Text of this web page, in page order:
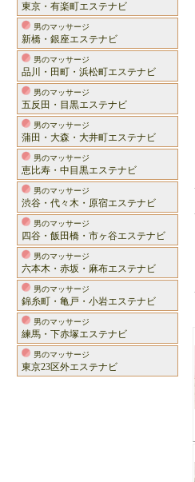
東京・有楽町エステナビ
男のマッサージ
新橋・銀座エステナビ
男のマッサージ
品川・田町・浜松町エステナビ
男のマッサージ
五反田・目黒エステナビ
男のマッサージ
蒲田・大森・大井町エステナビ
男のマッサージ
恵比寿・中目黒エステナビ
男のマッサージ
渋谷・代々木・原宿エステナビ
男のマッサージ
四谷・飯田橋・市ヶ谷エステナビ
男のマッサージ
六本木・赤坂・麻布エステナビ
男のマッサージ
錦糸町・亀戸・小岩エステナビ
男のマッサージ
練馬・下赤塚エステナビ
男のマッサージ
東京23区外エステナビ